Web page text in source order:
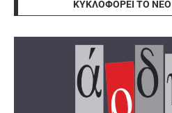
ΚΥΚΛΟΦΟΡΕΊ ΤΟ